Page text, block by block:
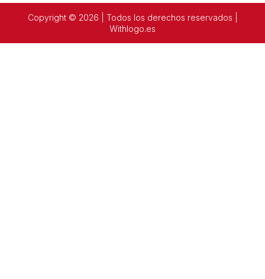
Copyright © 2026 | Todos los derechos reservados |
Withlogo.es